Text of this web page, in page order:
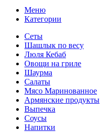
Меню
Категории
Сеты
Шашлык по весу
Люля Кебаб
Овощи на гриле
Шаурма
Салаты
Мясо Маринованное
Армянские продукты
Выпечка
Соусы
Напитки